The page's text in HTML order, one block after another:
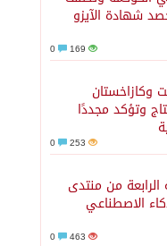
شهادة الآيزو
169
وكازاخستان
وتؤكد مجددًا
253
من منتدى
الاصطناعي
463